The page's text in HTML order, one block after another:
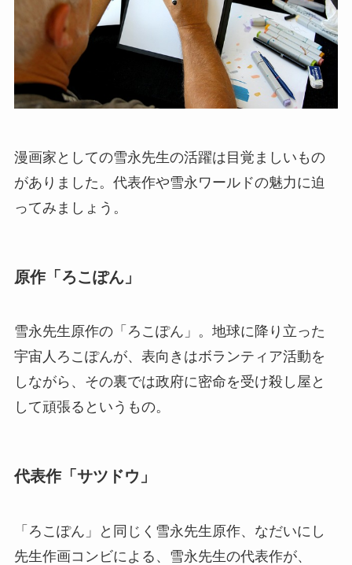
漫画家としての雪永先生の活躍は目覚ましいもの
がありました。代表作や雪永ワールドの魅力に迫
ってみましょう。
原作「ろこぽん」
雪永先生原作の「ろこぽん」。地球に降り立った
宇宙人ろこぽんが、表向きはボランティア活動を
しながら、その裏では政府に密命を受け殺し屋と
して頑張るというもの。
代表作「サツドウ」
「ろこぽん」と同じく雪永先生原作、なだいにし
先生作画コンビによる、雪永先生の代表作が、